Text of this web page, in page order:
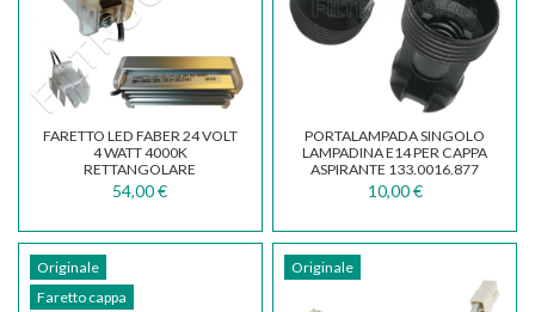
FARETTO LED FABER 24 VOLT
4 WATT 4000K
RETTANGOLARE
133.0516.040
54,00 €
PORTALAMPADA SINGOLO
LAMPADINA E14 PER CAPPA
ASPIRANTE 133.0016.877
2005BB
10,00 €
Originale
Faretto cappa
Originale